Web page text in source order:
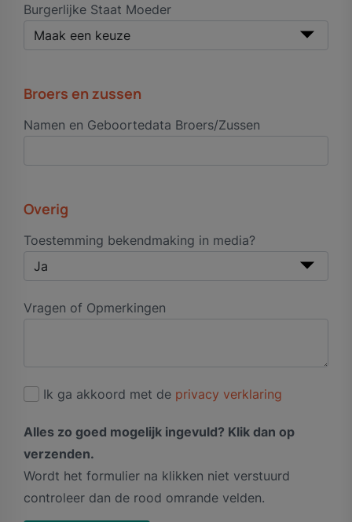
Burgerlijke Staat Moeder
Broers en zussen
Namen en Geboortedata Broers/Zussen
Overig
Toestemming bekendmaking in media?
Vragen of Opmerkingen
Ik ga akkoord met de privacy verklaring
Alles zo goed mogelijk ingevuld? Klik dan op
verzenden.
Wordt het formulier na klikken niet verstuurd
controleer dan de rood omrande velden.